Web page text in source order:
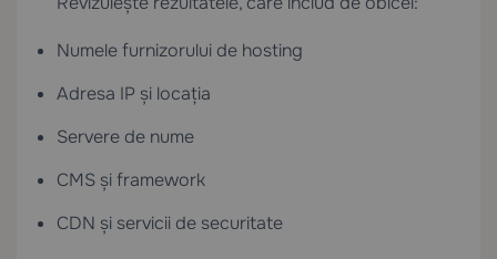
Numele furnizorului de hosting
Adresa IP și locația
Servere de nume
CMS și framework
CDN și servicii de securitate